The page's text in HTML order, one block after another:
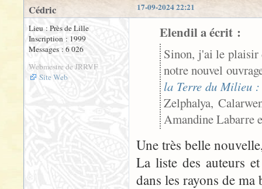
17-09-2024 22:21
Cédric
Lieu : Près de Lille
Inscription : 1999
Messages : 6 026
Webmestre de JRRVF
Site Web
Elendil a écrit :
Sinon, j'ai le plaisir
notre nouvel
la Terre du Milieu :
Zelphalya,
Amandine Labarre
Une très belle
La liste des auteurs
dans les rayons de